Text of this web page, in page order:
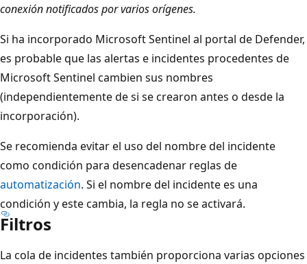
conexión notificados por varios orígenes.
Si ha incorporado Microsoft Sentinel al portal de Defender,
es probable que las alertas e incidentes procedentes de
Microsoft Sentinel cambien sus nombres
(independientemente de si se crearon antes o desde la
incorporación).
Se recomienda evitar el uso del nombre del incidente
como condición para desencadenar reglas de
automatización. Si el nombre del incidente es una
condición y este cambia, la regla no se activará.
Filtros
La cola de incidentes también proporciona varias opciones